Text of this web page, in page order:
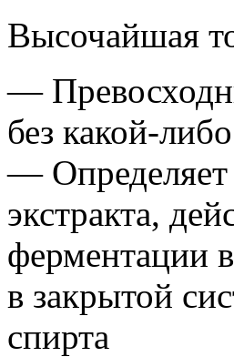
Высочайшая
—
без какой-
— Определяет
экстракта,
ферментации
в закрытой
спирта